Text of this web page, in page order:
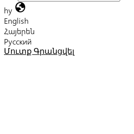
hy globe
English
Հայերեն
Русский
Մուտք Գրանցվել